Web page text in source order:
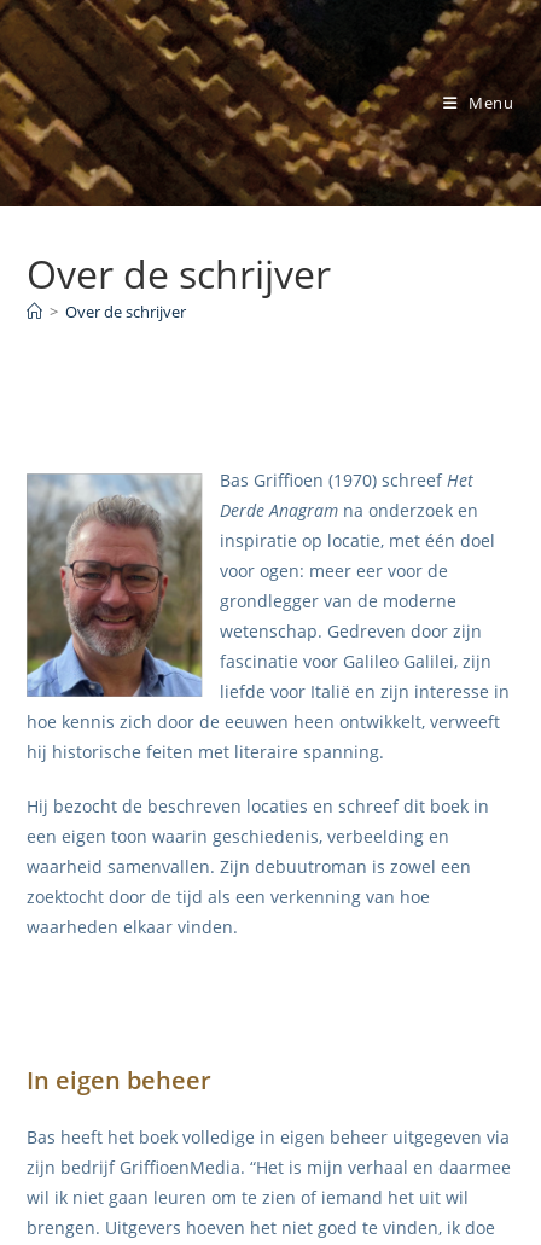
Ga
naar
inhoud
Menu
Over de schrijver
> Over de schrijver
Bas Griffioen (1970) schreefHet
Derde Anagram na onderzoek en
inspiratie op locatie, met één doel
voor ogen: meer eer voor de
grondlegger van de moderne
wetenschap. Gedreven door zijn
fascinatie voor Galileo Galilei, zijn
liefde voor Italië en zijn interesse in
hoe kennis zich door de eeuwen heen ontwikkelt, verweeft
hij historische feiten met literaire spanning.
Hij bezocht de beschreven locaties en schreef dit boek in
een eigen toon waarin geschiedenis, verbeelding en
waarheid samenvallen. Zijn debuutroman is zowel een
zoektocht door de tijd als een verkenning van hoe
waarheden elkaar vinden.
In eigen beheer
Bas heeft het boek volledige in eigen beheer uitgegeven via
zijn bedrijf GriffioenMedia. “Het is mijn verhaal en daarmee
wil ik niet gaan leuren om te zien of iemand het uit wil
brengen. Uitgevers hoeven het niet goed te vinden, ik doe